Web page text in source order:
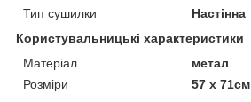
Тип сушилки
Настінна
Користувальницькі характеристики
Матеріал
метал
Розміри
57 х 71см